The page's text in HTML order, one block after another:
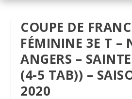
COUPE DE
FÉMININE 3E T –
ANGERS –
(4-5 TAB)) –
2020